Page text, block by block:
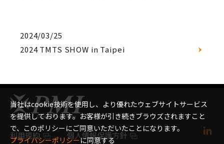
2024/03/25
2024 TMTS SHOW in Taipei
利用規約 個人情報保護方針
当社はcookie技術を使用し、より優れたウェブサイトサービス
を提供しております。お客様が引き続きブラウズされますこと
で、このポリシーにご同意いただいたことになります。
プライバシーポリシーに同意する